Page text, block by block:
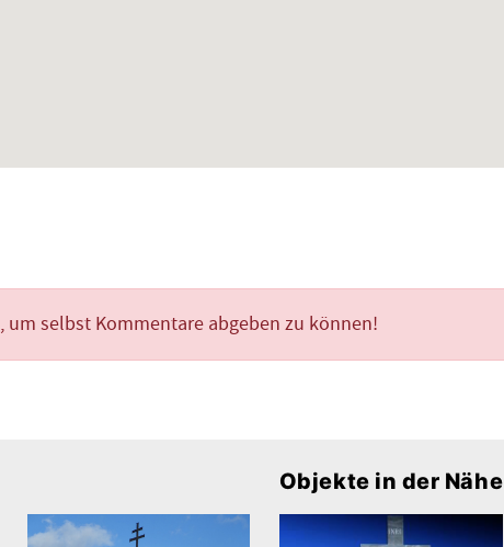
, um selbst Kommentare abgeben zu können!
Objekte in der Nähe